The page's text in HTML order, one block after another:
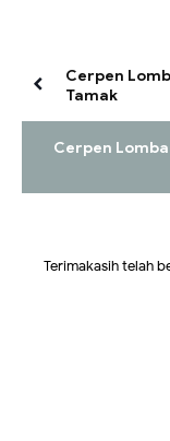
Cerpen
Tamak
Cerpen
Terimakasih telah